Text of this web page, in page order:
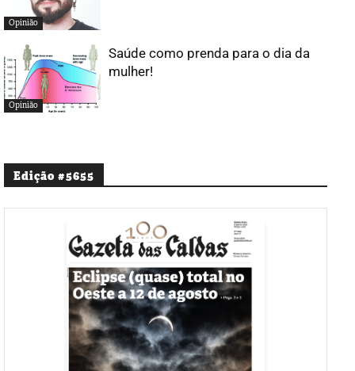
Opinião
Opinião
Saúde como prenda para o dia da
mulher!
Edição #5655